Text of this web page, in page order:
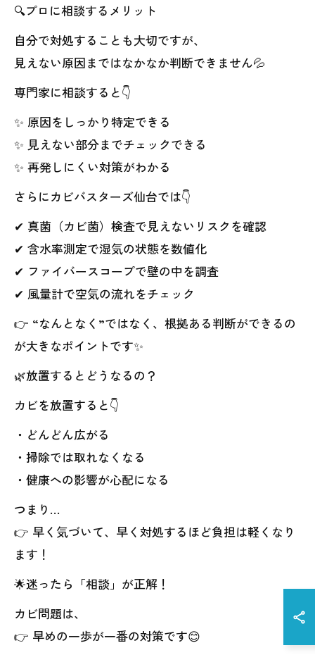
🔍プロに相談するメリット
自分で対処することも大切ですが、
見えない原因まではなかなか判断できません💦
専門家に相談すると👇
✨ 原因をしっかり特定できる
✨ 見えない部分までチェックできる
✨ 再発しにくい対策がわかる
さらにカビバスターズ仙台では👇
✔ 真菌（カビ菌）検査で見えないリスクを確認
✔ 含水率測定で湿気の状態を数値化
✔ ファイバースコープで壁の中を調査
✔ 風量計で空気の流れをチェック
👉 “なんとなく”ではなく、根拠ある判断ができるの
が大きなポイントです✨
🌿放置するとどうなるの？
カビを放置すると👇
・どんどん広がる
・掃除では取れなくなる
・健康への影響が心配になる
つまり…
👉 早く気づいて、早く対処するほど負担は軽くなり
ます！
🌟迷ったら「相談」が正解！
カビ問題は、
👉 早めの一歩が一番の対策です😊